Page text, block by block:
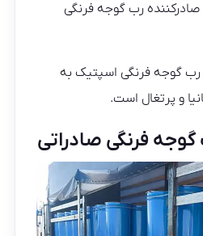
صادرکننده رب گوجه فرنگی
رب گوجه فرنگی اسپتیک به
و پرتغال است.
فرنگی صادراتی